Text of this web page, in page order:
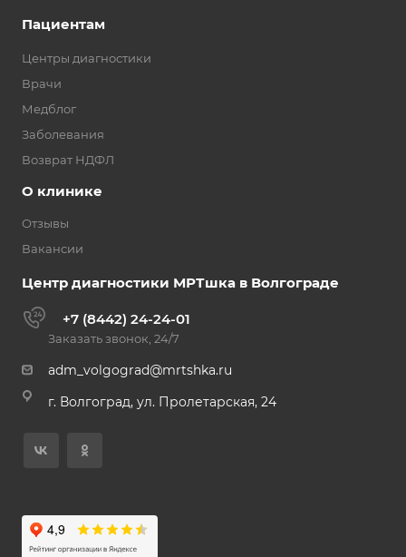
Пациентам
Центры диагностики
Врачи
Медблог
Заболевания
Возврат НДФЛ
О клинике
Отзывы
Вакансии
Центр диагностики МРТшка в Волгограде
+7 (8442) 24-24-01
Заказать звонок, 24/7
adm_volgograd@mrtshka.ru
г. Волгоград, ул. Пролетарская, 24